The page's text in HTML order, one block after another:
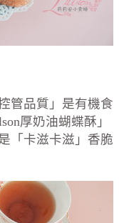
管品質」是有機食
厚奶油蝴蝶酥」
「卡滋卡滋」香脆